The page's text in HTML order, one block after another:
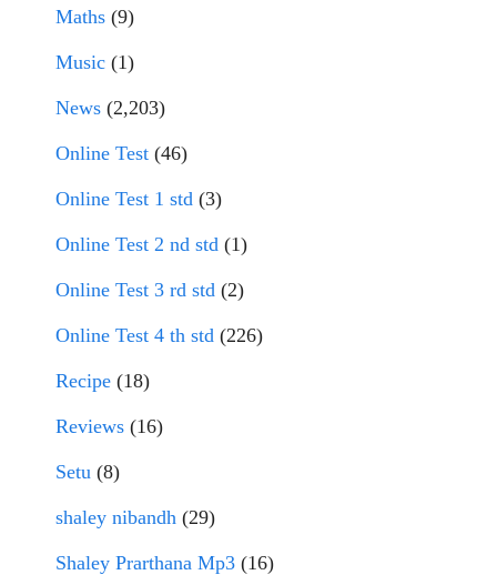
Maths (9)
Music (1)
News (2,203)
Online Test (46)
Online Test 1 std (3)
Online Test 2 nd std (1)
Online Test 3 rd std (2)
Online Test 4 th std (226)
Recipe (18)
Reviews (16)
Setu (8)
shaley nibandh (29)
Shaley Prarthana Mp3 (16)